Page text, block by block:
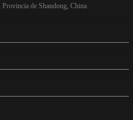
de Shandong, China